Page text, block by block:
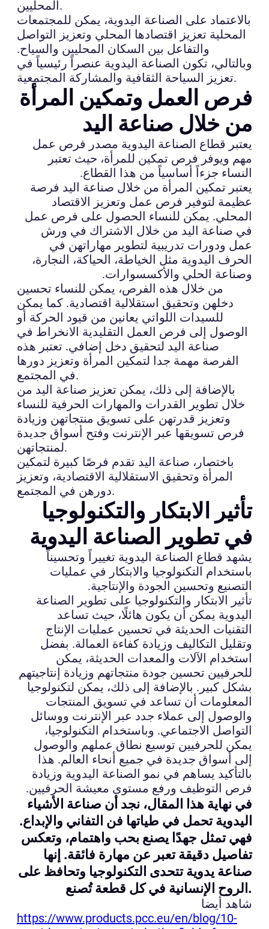
المحليين.
بالاعتماد على الصناعة اليدوية، يمكن للمجتمعات
المحلية تعزيز اقتصادها المحلي وتعزيز التواصل
والتفاعل بين السكان المحليين والسياح.
وبالتالي، تكون الصناعة اليدوية عنصراً رئيسياً في
تعزيز السياحة الثقافية والمشاركة المجتمعية.
فرص العمل وتمكين المرأة
من خلال صناعة اليد
يعتبر قطاع الصناعة اليدوية مصدر فرص عمل
مهم ويوفر فرص تمكين للمرأة، حيث تعتبر
النساء جزءاً أساسياً من هذا القطاع.
يعتبر تمكين المرأة من خلال صناعة اليد فرصة
عظيمة لتوفير فرص عمل وتعزيز الاقتصاد
المحلي. يمكن للنساء الحصول على فرص عمل
في صناعة اليد من خلال الاشتراك في ورش
عمل ودورات تدريبية لتطوير مهاراتهن في
الحرف اليدوية مثل الخياطة، الحياكة، النجارة،
وصناعة الحلي والأكسسوارات.
من خلال هذه الفرص، يمكن للنساء تحسين
دخلهن وتحقيق استقلالية اقتصادية. كما يمكن
للسيدات اللواتي يعانين من قيود الحركة أو
الوصول إلى فرص العمل التقليدية الانخراط في
صناعة اليد لتحقيق دخل إضافي. تعتبر هذه
الفرصة مهمة جدا لتمكين المرأة وتعزيز دورها
في المجتمع.
بالإضافة إلى ذلك، يمكن تعزيز صناعة اليد من
خلال تطوير القدرات والمهارات الحرفية للنساء
وتعزيز قدرتهن على تسويق منتجاتهن وزيادة
فرص تسويقها عبر الإنترنت وفتح أسواق جديدة
لمنتجاتهن.
باختصار، صناعة اليد تقدم فرصًا كبيرة لتمكين
المرأة وتحقيق الاستقلالية الاقتصادية، وتعزيز
دورهن في المجتمع.
تأثير الابتكار والتكنولوجيا
في تطوير الصناعة اليدوية
يشهد قطاع الصناعة اليدوية تغييراً وتحسيناً
باستخدام التكنولوجيا والابتكار في عمليات
التصنيع وتحسين الجودة والإنتاجية.
تأثير الابتكار والتكنولوجيا على تطوير الصناعة
اليدوية يمكن أن يكون هائلًا، حيث تساعد
التقنيات الحديثة في تحسين عمليات الإنتاج
وتقليل التكاليف وزيادة كفاءة العمالة. بفضل
استخدام الآلات والمعدات الحديثة، يمكن
للحرفيين تحسين جودة منتجاتهم وزيادة إنتاجيتهم
بشكل كبير. بالإضافة إلى ذلك، يمكن لتكنولوجيا
المعلومات أن تساعد في تسويق المنتجات
والوصول إلى عملاء جدد عبر الإنترنت ووسائل
التواصل الاجتماعي. وباستخدام التكنولوجيا،
يمكن للحرفيين توسيع نطاق عملهم والوصول
إلى أسواق جديدة في جميع أنحاء العالم. هذا
بالتأكيد يساهم في نمو الصناعة اليدوية وزيادة
فرص التوظيف ورفع مستوى معيشة الحرفيين.
في نهاية هذا المقال، نجد أن صناعة الأشياء
اليدوية تحمل في طياتها فن التفاني والإبداع.
فهي تمثل جهدًا يصنع بحب واهتمام، وتعكس
تفاصيل دقيقة تعبر عن مهارة فائقة. إنها
صناعة يدوية تتحدى التكنولوجيا وتحافظ على
الروح الإنسانية في كل قطعة تُصنع.
شاهد أيضا
https://www.products.pcc.eu/en/blog/10-